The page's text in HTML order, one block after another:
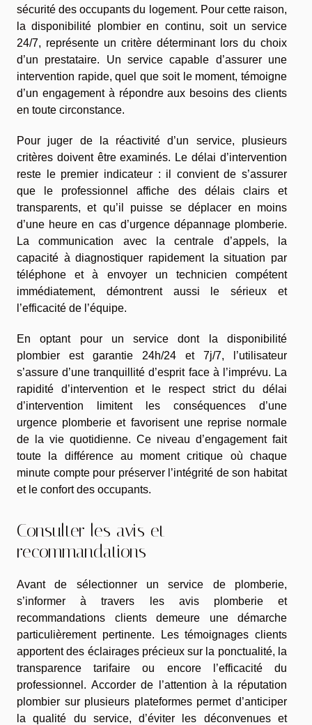
sécurité des occupants du logement. Pour cette raison,
la disponibilité plombier en continu, soit un service
24/7, représente un critère déterminant lors du choix
d’un prestataire. Un service capable d’assurer une
intervention rapide, quel que soit le moment, témoigne
d’un engagement à répondre aux besoins des clients
en toute circonstance.
Pour juger de la réactivité d’un service, plusieurs
critères doivent être examinés. Le délai d’intervention
reste le premier indicateur : il convient de s’assurer
que le professionnel affiche des délais clairs et
transparents, et qu’il puisse se déplacer en moins
d’une heure en cas d’urgence dépannage plomberie.
La communication avec la centrale d’appels, la
capacité à diagnostiquer rapidement la situation par
téléphone et à envoyer un technicien compétent
immédiatement, démontrent aussi le sérieux et
l’efficacité de l’équipe.
En optant pour un service dont la disponibilité
plombier est garantie 24h/24 et 7j/7, l’utilisateur
s’assure d’une tranquillité d’esprit face à l’imprévu. La
rapidité d’intervention et le respect strict du délai
d’intervention limitent les conséquences d’une
urgence plomberie et favorisent une reprise normale
de la vie quotidienne. Ce niveau d’engagement fait
toute la différence au moment critique où chaque
minute compte pour préserver l’intégrité de son habitat
et le confort des occupants.
Consulter les avis et
recommandations
Avant de sélectionner un service de plomberie,
s’informer à travers les avis plomberie et
recommandations clients demeure une démarche
particulièrement pertinente. Les témoignages clients
apportent des éclairages précieux sur la ponctualité, la
transparence tarifaire ou encore l’efficacité du
professionnel. Accorder de l’attention à la réputation
plombier sur plusieurs plateformes permet d’anticiper
la qualité du service, d’éviter les déconvenues et